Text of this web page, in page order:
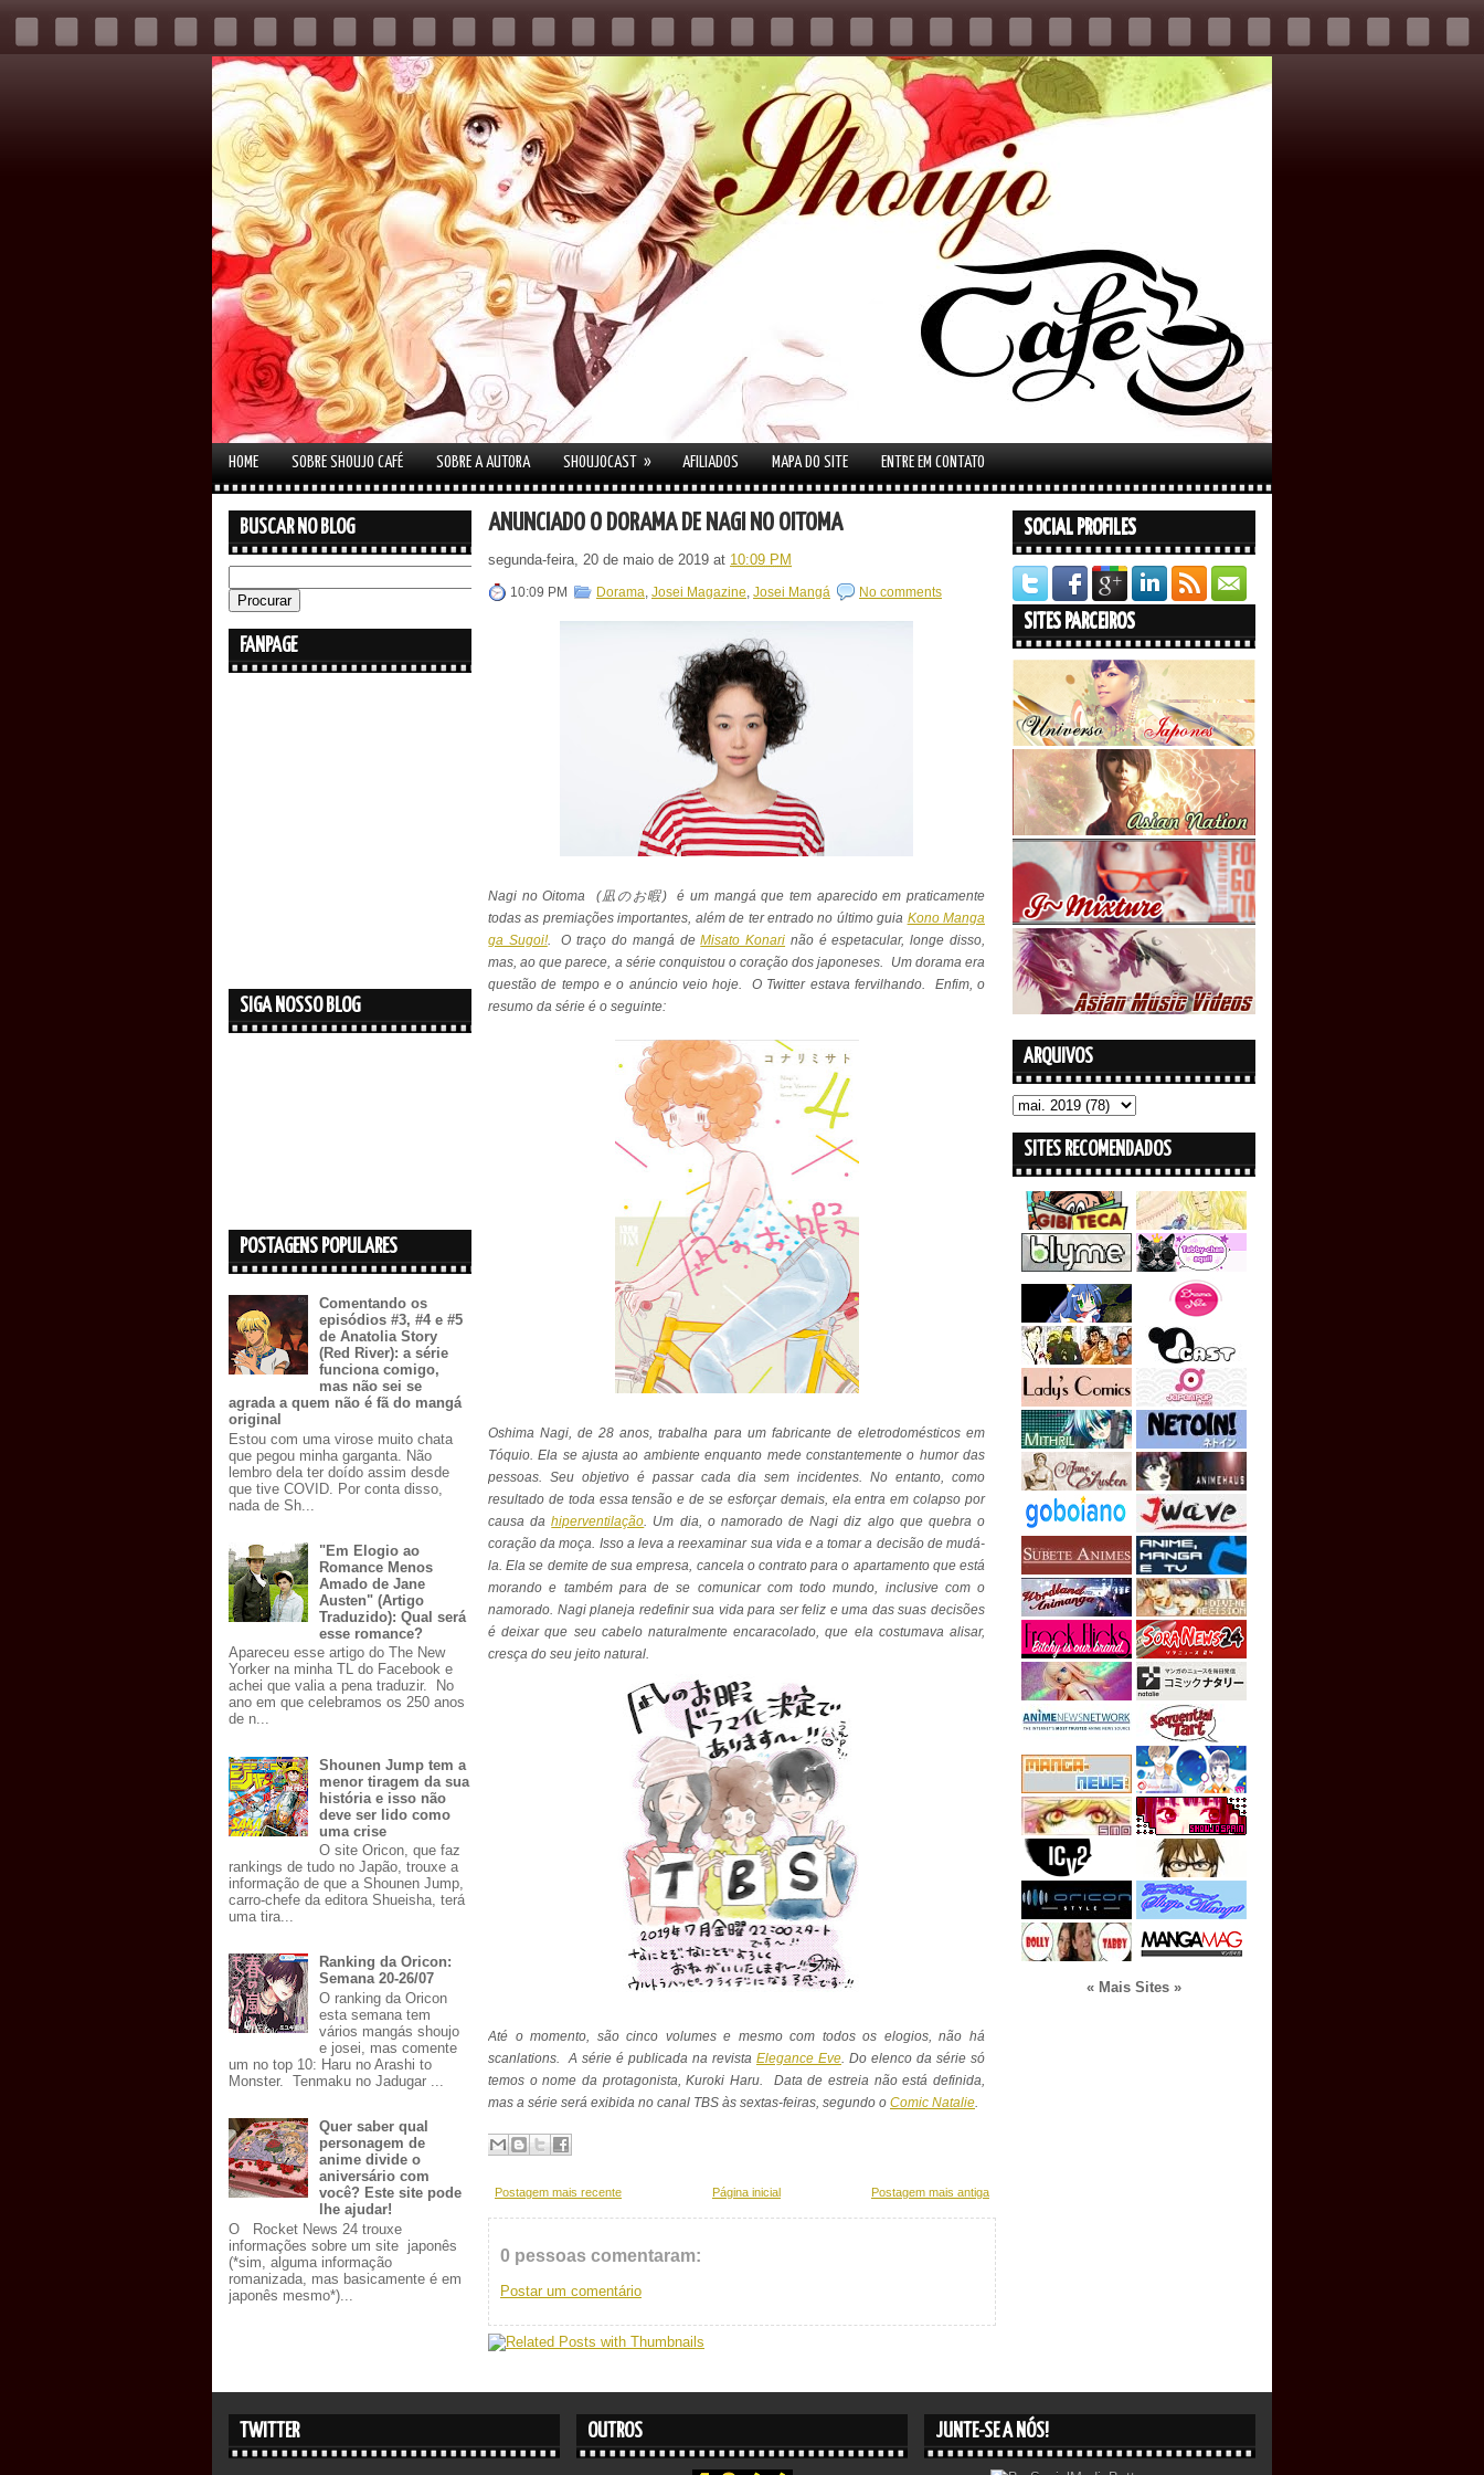
HOME SOBRE SHOUJO CAFÉ SOBRE A AUTORA SHOUJOCAST » AFILIADOS MAPA DO SITE ENTRE EM CONTATO
BUSCAR NO BLOG
FANPAGE
SIGA NOSSO BLOG
POSTAGENS POPULARES
Comentando os
episódios #3, #4 e #5
de Anatolia Story
(Red River): a série
funciona comigo,
mas não sei se
agrada a quem não é fã do mangá
original
Estou com uma virose muito chata
que pegou minha garganta. Não
lembro dela ter doído assim desde
que tive COVID. Por conta disso,
nada de Sh...
"Em Elogio ao
Romance Menos
Amado de Jane
Austen" (Artigo
Traduzido): Qual será
esse romance?
Apareceu esse artigo do The New
Yorker na minha TL do Facebook e
achei que valia a pena traduzir. No
ano em que celebramos os 250 anos
de n...
Shounen Jump tem a
menor tiragem da sua
história e isso não
deve ser lido como
uma crise
O site Oricon, que faz
rankings de tudo no Japão, trouxe a
informação de que a Shounen Jump,
carro-chefe da editora Shueisha, terá
uma tira...
Ranking da Oricon:
Semana 20-26/07
O ranking da Oricon
esta semana tem
vários mangás shoujo
e josei, mas comente
um no top 10: Haru no Arashi to
Monster. Tenmaku no Jadugar ...
Quer saber qual
personagem de
anime divide o
aniversário com
você? Este site pode
lhe ajudar!
O Rocket News 24 trouxe
informações sobre um site japonês
(*sim, alguma informação
romanizada, mas basicamente é em
japonês mesmo*)...
ANUNCIADO O DORAMA DE NAGI NO OITOMA
segunda-feira, 20 de maio de 2019 at 10:09 PM
10:09 PM Dorama, Josei Magazine, Josei Mangá No comments
Nagi no Oitoma (凪のお暇) é um mangá que tem aparecido em praticamente
todas as premiações importantes, além de ter entrado no último guia Kono Manga
ga Sugoi!. O traço do mangá deMisato Konari não é espetacular, longe disso,
mas, ao que parece, a série conquistou o coração dos japoneses. Um dorama era
questão de tempo e o anúncio veio hoje. O Twitter estava fervilhando. Enfim, o
resumo da série é o seguinte:
Oshima Nagi, de 28 anos, trabalha para um fabricante de eletrodomésticos em
Tóquio. Ela se ajusta ao ambiente enquanto mede constantemente o humor das
pessoas. Seu objetivo é passar cada dia sem incidentes. No entanto, como
resultado de toda essa tensão e de se esforçar demais, ela entra em colapso por
causa dahiperventilação. Um dia, o namorado de Nagi diz algo que quebra o
coração da moça. Isso a leva a reexaminar sua vida e a tomar a decisão de mudá-
la. Ela se demite de sua empresa, cancela o contrato para o apartamento que está
morando e também para de se comunicar com todo mundo, inclusive com o
namorado. Nagi planeja redefinir sua vida para ser feliz e uma das suas decisões
é deixar que seu cabelo naturalmente encaracolado, que ela costumava alisar,
cresça do seu jeito natural.
Até o momento, são cinco volumes e mesmo com todos os elogios, não há
scanlations. A série é publicada na revista Elegance Eve. Do elenco da série só
temos o nome da protagonista, Kuroki Haru. Data de estreia não está definida,
mas a série será exibida no canal TBS às sextas-feiras, segundo o Comic Natalie.
Postagem mais recente Postagem mais antiga
Página inicial
0 pessoas comentaram:
Postar um comentário
SOCIAL PROFILES
SITES PARCEIROS
ARQUIVOS
SITES RECOMENDADOS
« Mais Sites »
TWITTER OUTROS JUNTE-SE A NÓS!